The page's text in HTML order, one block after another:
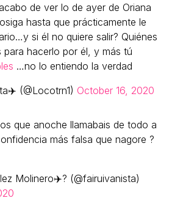
de ver lo de ayer de Oriana
hasta que prácticamente le
si él no quiere salir? Quiénes
para hacerlo por él, y más tú
…no lo entiendo la verdad
(@Locotrn1) October 16, 2020
que anoche llamabais de todo a
más falsa que nagore ?
Molinero✈️? (@fairuivanista)